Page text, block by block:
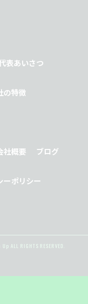
表あいさつ
の特徴
社概要 ブログ
ーポリシー
RIGHTS RESERVED.